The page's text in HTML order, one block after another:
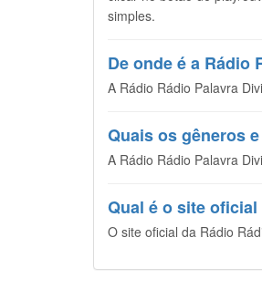
simples.
De onde é a Rádio
A Rádio Rádio Palavra
Quais os gêneros
A Rádio Rádio Palavra
Qual é o site
O site oficial da Rádio